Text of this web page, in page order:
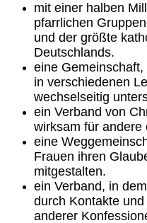
mit einer halben
pfarrlichen
und der größte
Deutschlands.
eine
in verschiedenen
wechselseitig
ein Verband von
wirksam für andere
eine
Frauen ihren
mitgestalten.
ein Verband, in
durch Kontakte
anderer